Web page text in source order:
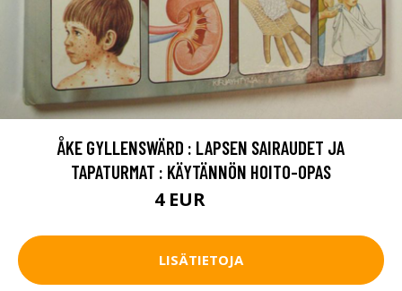
ÅKE GYLLENSWÄRD : LAPSEN SAIRAUDET JA
TAPATURMAT : KÄYTÄNNÖN HOITO-OPAS
4 EUR
LISÄTIETOJA